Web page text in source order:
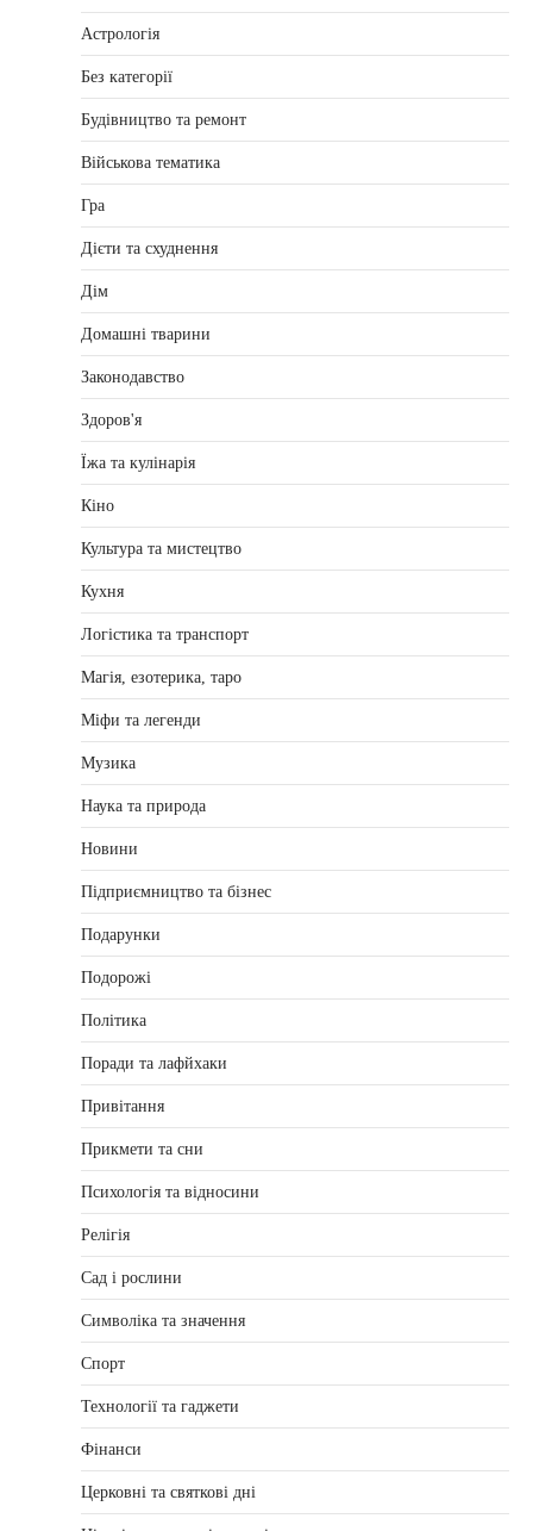
Астрологія
Без категорії
Будівництво та ремонт
Військова тематика
Гра
Дієти та схуднення
Дім
Домашні тварини
Законодавство
Здоров'я
Їжа та кулінарія
Кіно
Культура та мистецтво
Кухня
Логістика та транспорт
Магія, езотерика, таро
Міфи та легенди
Музика
Наука та природа
Новини
Підприємництво та бізнес
Подарунки
Подорожі
Політика
Поради та лафйхаки
Привітання
Прикмети та сни
Психологія та відносини
Релігія
Сад і рослини
Символіка та значення
Спорт
Технології та гаджети
Фінанси
Церковні та святкові дні